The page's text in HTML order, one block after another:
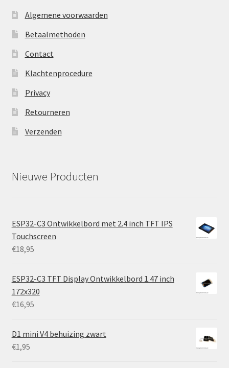
Algemene voorwaarden
Betaalmethoden
Contact
Klachtenprocedure
Privacy
Retourneren
Verzenden
Nieuwe Producten
ESP32-C3 Ontwikkelbord met 2.4 inch TFT IPS
Touchscreen
€18,95
ESP32-C3 TFT Display Ontwikkelbord 1.47 inch
172x320
€16,95
D1 mini V4 behuizing zwart
€1,95